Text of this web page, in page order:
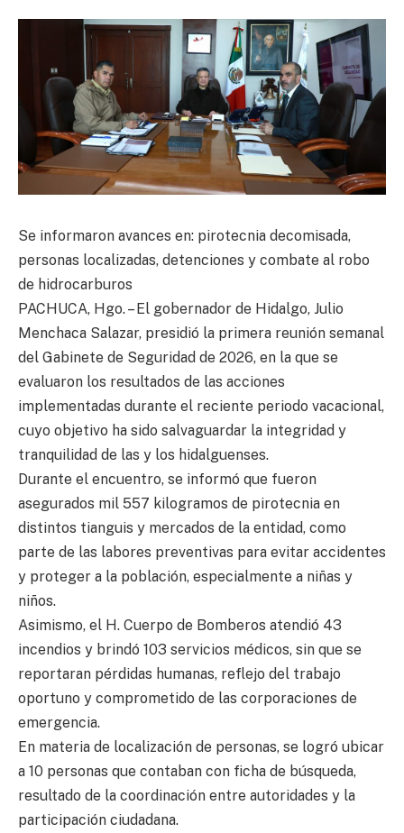
Se informaron avances en: pirotecnia decomisada,
personas localizadas, detenciones y combate al robo
de hidrocarburos
PACHUCA, Hgo. – El gobernador de Hidalgo, Julio
Menchaca Salazar, presidió la primera reunión semanal
del Gabinete de Seguridad de 2026, en la que se
evaluaron los resultados de las acciones
implementadas durante el reciente periodo vacacional,
cuyo objetivo ha sido salvaguardar la integridad y
tranquilidad de las y los hidalguenses.
Durante el encuentro, se informó que fueron
asegurados mil 557 kilogramos de pirotecnia en
distintos tianguis y mercados de la entidad, como
parte de las labores preventivas para evitar accidentes
y proteger a la población, especialmente a niñas y
niños.
Asimismo, el H. Cuerpo de Bomberos atendió 43
incendios y brindó 103 servicios médicos, sin que se
reportaran pérdidas humanas, reflejo del trabajo
oportuno y comprometido de las corporaciones de
emergencia.
En materia de localización de personas, se logró ubicar
a 10 personas que contaban con ficha de búsqueda,
resultado de la coordinación entre autoridades y la
participación ciudadana.